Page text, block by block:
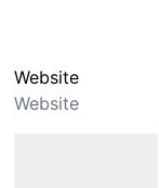
Website